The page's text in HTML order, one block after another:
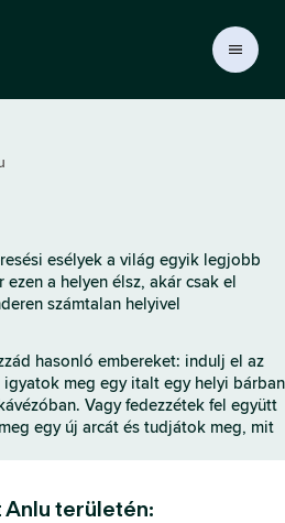
esélyek a világ egyik legjobb
a helyen élsz, akár csak el
számtalan helyivel
hasonló embereket: indulj el az
meg egy italt egy helyi bárban
Vagy fedezzétek fel együtt
egy új arcát és tudjátok meg, mit
területén: